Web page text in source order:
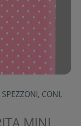
SPEZZONI, CONI,